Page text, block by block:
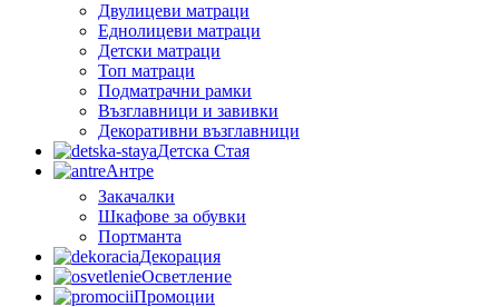
Двулицеви матраци
Еднолицеви матраци
Детски матраци
Топ матраци
Подматрачни рамки
Възглавници и завивки
Декоративни възглавници
Детска Стая
Антре
Закачалки
Шкафове за обувки
Портманта
Декорация
Осветление
Промоции